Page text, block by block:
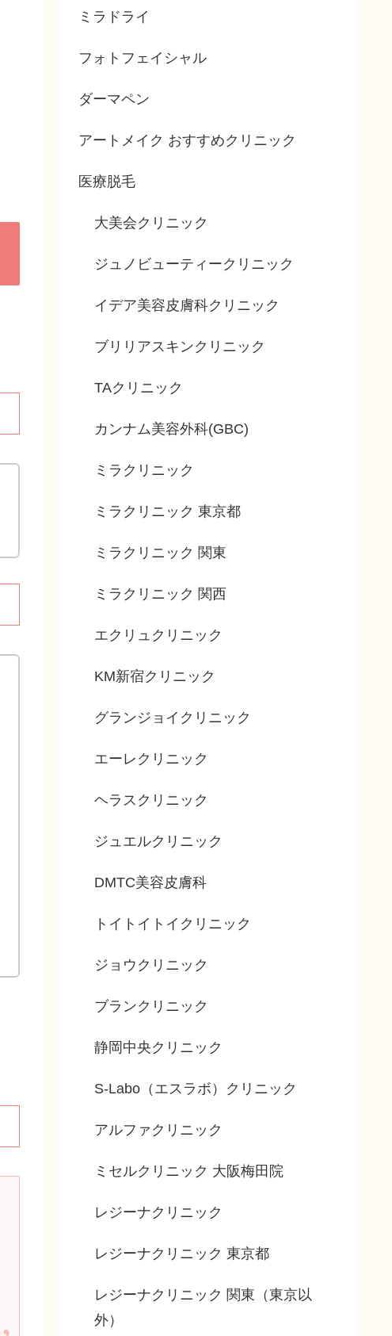
ミラドライ
フォトフェイシャル
ダーマペン
アートメイク おすすめクリニック
医療脱毛
大美会クリニック
ジュノビューティークリニック
イデア美容皮膚科クリニック
ブリリアスキンクリニック
TAクリニック
カンナム美容外科(GBC)
ミラクリニック
ミラクリニック 東京都
ミラクリニック 関東
ミラクリニック 関西
エクリュクリニック
KM新宿クリニック
グランジョイクリニック
エーレクリニック
ヘラスクリニック
ジュエルクリニック
DMTC美容皮膚科
トイトイトイクリニック
ジョウクリニック
ブランクリニック
静岡中央クリニック
S-Labo（エスラボ）クリニック
アルファクリニック
ミセルクリニック 大阪梅田院
レジーナクリニック
レジーナクリニック 東京都
レジーナクリニック 関東（東京以
外）